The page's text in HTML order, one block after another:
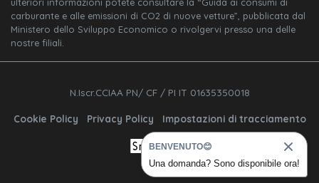
carburante e alle emissioni di CO2 di nuove vetture”, pubblicata dal
Ministero dello Sviluppo Economico o rivolgervi presso una delle
nostre filiali.
N.Iscr.CCIAA PN/ CF / PI IT 01635350018
Cookie Policy Privacy Policy Impostazioni di tracciamento
BENVENUTO😊
Una domanda? Sono disponibile ora!